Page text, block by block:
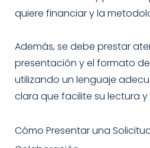
quiere financiar y la
Además, se debe prestar
presentación y el formato
utilizando un lenguaje
clara que facilite su lectura
Cómo Presentar una